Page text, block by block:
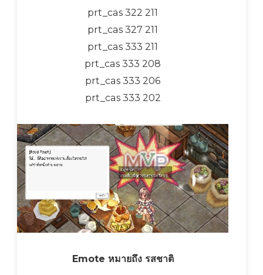
prt_cas 322 211
prt_cas 327 211
prt_cas 333 211
prt_cas 333 208
prt_cas 333 206
prt_cas 333 202
Emote หมายถึง รสชาติ